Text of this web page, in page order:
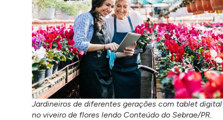
Jardineiros de diferentes gerações com tablet digital
no viveiro de flores lendo Conteúdo do Sebrae/PR.